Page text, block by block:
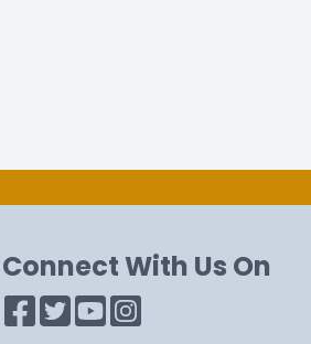
Connect With Us On